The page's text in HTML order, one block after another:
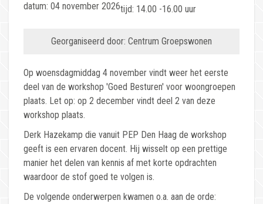
datum: 04 november 2026tijd: 14.00 -16.00 uur
Georganiseerd door: Centrum Groepswonen
Op woensdagmiddag 4 november vindt weer het eerste
deel van de workshop 'Goed Besturen' voor woongroepen
plaats. Let op: op 2 december vindt deel 2 van deze
workshop plaats.
Derk Hazekamp die vanuit PEP Den Haag de workshop
geeft is een ervaren docent. Hij wisselt op een prettige
manier het delen van kennis af met korte opdrachten
waardoor de stof goed te volgen is.
De volgende onderwerpen kwamen o.a. aan de orde: